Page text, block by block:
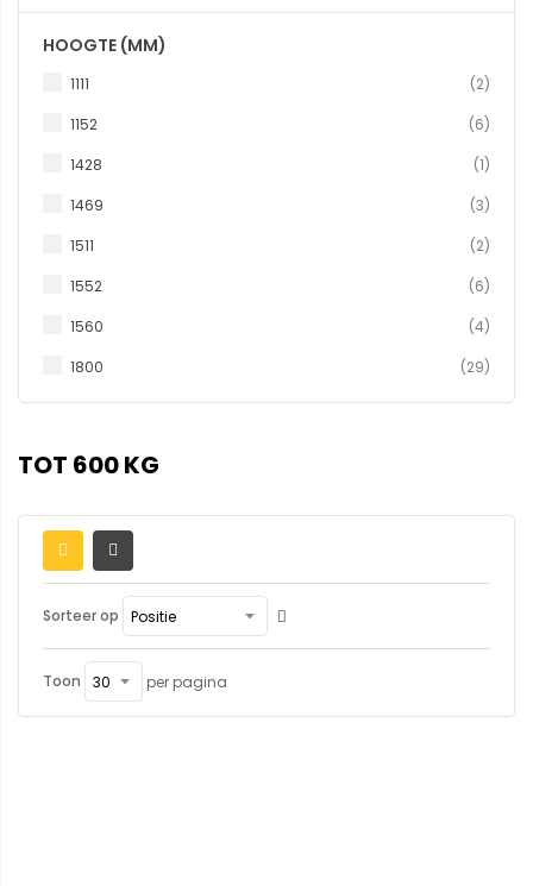
TOT 600 KG
Sorteer op
Toon per pagina
HOOGTE (MM)
1111 2
1152 6
1428 1
1469 3
1511 2
1552 6
1560 4
1800 29